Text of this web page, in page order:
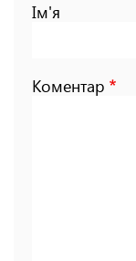
Ім'я
Коментар